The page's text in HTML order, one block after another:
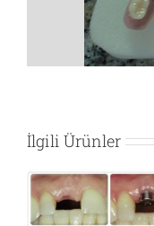
İlgili Ürünler